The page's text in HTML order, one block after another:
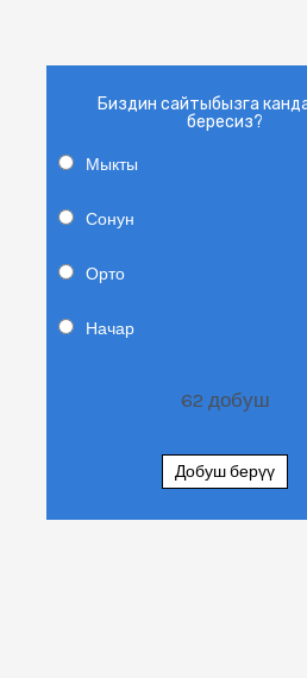
Биздин сайтыбызга
бересиз?
Мыкты
Сонун
Орто
Начар
62 добуш
Добуш берүү